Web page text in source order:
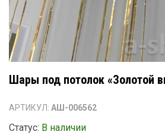
Шары под потолок «Золотой
АРТИКУЛ: АШ-006562
Статус: В наличии